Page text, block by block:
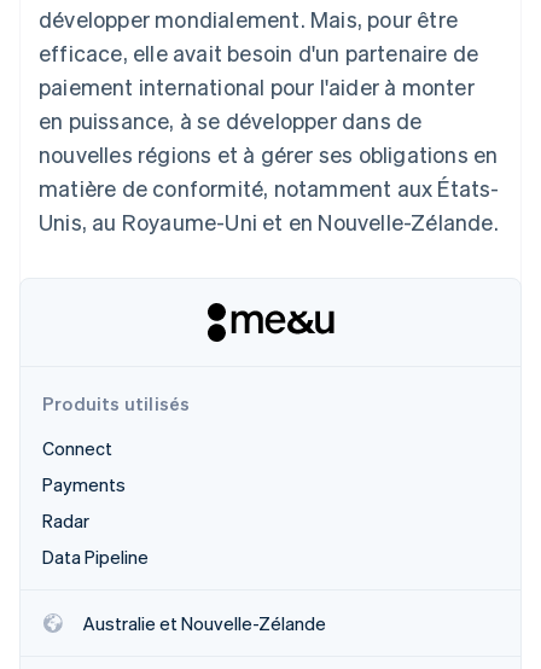
Atlas
Constitution de start-up
Climate
Élimination du carbone
Identity
Vérification de l'identité
Découvrez comment Stripe construit l’infrastructure
Regarder la vidéo
Partenaires
Stripe App Marketplace
développer mondialement. Mais, pour être
efficace, elle avait besoin d'un partenaire de
paiement international pour l'aider à monter
en puissance, à se développer dans de
nouvelles régions et à gérer ses obligations en
matière de conformité, notamment aux États-
Unis, au Royaume-Uni et en Nouvelle-Zélande.
Produits utilisés
Connect
Payments
Radar
Data Pipeline
Australie et Nouvelle-Zélande